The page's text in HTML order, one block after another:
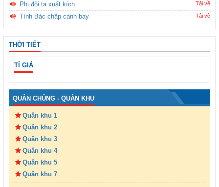
Phi đội ta xuất kích Tải về
Tình Bác chắp cánh bay Tải về
THỜI TIẾT
TỈ GIÁ
QUÂN CHỦNG - QUÂN KHU
Quân khu 1
Quân khu 2
Quân khu 3
Quân khu 4
Quân khu 5
Quân khu 7